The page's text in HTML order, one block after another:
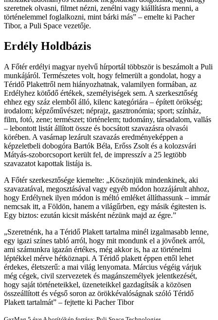
szeretnek olvasni, filmet nézni, zenélni vagy kiállításra menni, a
történelemmel foglalkozni, mint bárki más
– emelte ki Pacher
Tibor, a Puli Space vezetője.
Erdély Holdbázis
A Főtér erdélyi magyar nyelvű hírportál többször is beszámolt a Puli
munkájáról. Természetes volt, hogy felmerült a gondolat, hogy a
Téridő Plakettről nem hiányozhatnak, valamilyen formában, az
Erdélyhez kötődő értékek, személyiségek sem. A szerkesztőség
ehhez egy száz elemből álló, kilenc kategóriára – épített örökség;
irodalom; képzőművészet; néprajz, gasztronómia; sport; színház,
film, fotó, zene; természet; történelem; tudomány, társadalom, vallás
– lebontott listát állított össze és bocsátott szavazásra olvasói
körében. A vasárnap lezárult szavazás eredményeképpen a
képzeletbeli dobogóra Bartók Béla, Erőss Zsolt és a kolozsvári
Mátyás-szoborcsoport került fel, de impresszív a 25 legtöbb
szavazatot kapottak listája is.
A Főtér szerkesztősége kiemelte:
Köszönjük mindenkinek, aki
szavazatával, megosztásával vagy egyéb módon hozzájárult ahhoz,
hogy Erdélynek ilyen módon is méltó emléket állíthassunk – immár
nemcsak itt, a Földön, hanem a világűrben, egy másik égitesten is.
Egy biztos: ezután kicsit másként nézünk majd az égre.
Szeretnénk, ha a Téridő Plakett tartalma minél izgalmasabb lenne,
egy igazi színes tabló arról, hogy mit mondunk el a jövőnek arról,
ami számunkra igazán értékes, még akkor is, ha az történelmi
léptékkel mérve hétköznapi. A Téridő plakett éppen ettől lehet
érdekes, életszerű: a mai világ lenyomata. Március végéig várjuk
még cégek, civil szervezetek és magánszemélyek jelentkezését,
hogy saját történeteikkel, üzeneteikkel gazdagítsák a közösen
összeállított és végső soron az örökkévalóságnak szóló Téridő
Plakett tartalmát
– fejtette ki Pacher Tibor